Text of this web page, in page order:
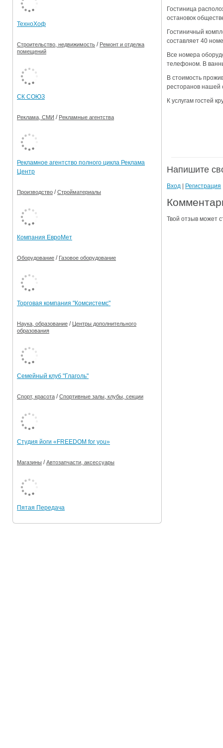
Ограничения движения транспорта на майские
Электронные транспортные карты
Гостиница
остановок
Гостиничный
составляет 40
Все номера
телефоном. В
В стоимость
ресторанов нашей
К услугам гостей
Напишите
Вход Регистрация
Твой отзыв может
ТехноХоф
Строительство, недвижимость / Ремонт и отделка
помещений
СК СОЮЗ
Реклама, СМИ / Рекламные агентства
Рекламное агентство полного цикла Реклама
Центр
Производство /Стройматериалы
Компания ЕвроМет
Оборудование / Газовое оборудование
Торговая компания "Комсистемс"
Наука, образование / Центры дополнительного
образования
Семейный клуб "Глаголь"
Спорт, красота /Спортивные залы, клубы, секции
Студия йоги «FREEDOM for you»
Магазины /Автозапчасти, аксессуары
Пятая Передача